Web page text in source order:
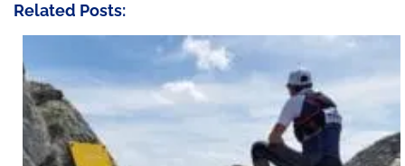
Related Posts: